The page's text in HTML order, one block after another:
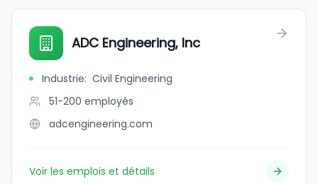
ADC Engineering, Inc
Industrie: Civil Engineering
51-200 employés
adcengineering.com
Voir les emplois et détails